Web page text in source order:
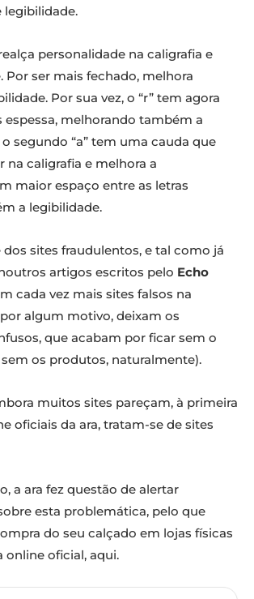
legibilidade.
personalidade na caligrafia e
Por ser mais fechado, melhora
Por sua vez, o “r” tem agora
espessa, melhorando também a
segundo “a” tem uma cauda que
na caligrafia e melhora a
maior espaço entre as letras
a legibilidade.
sites fraudulentos, e tal como já
artigos escritos pelo Echo
cada vez mais sites falsos na
algum motivo, deixam os
que acabam por ficar sem o
os produtos, naturalmente).
muitos sites pareçam, à primeira
oficiais da ara, tratam-se de sites
a ara fez questão de alertar
esta problemática, pelo que
do seu calçado em lojas físicas
online oficial, aqui.